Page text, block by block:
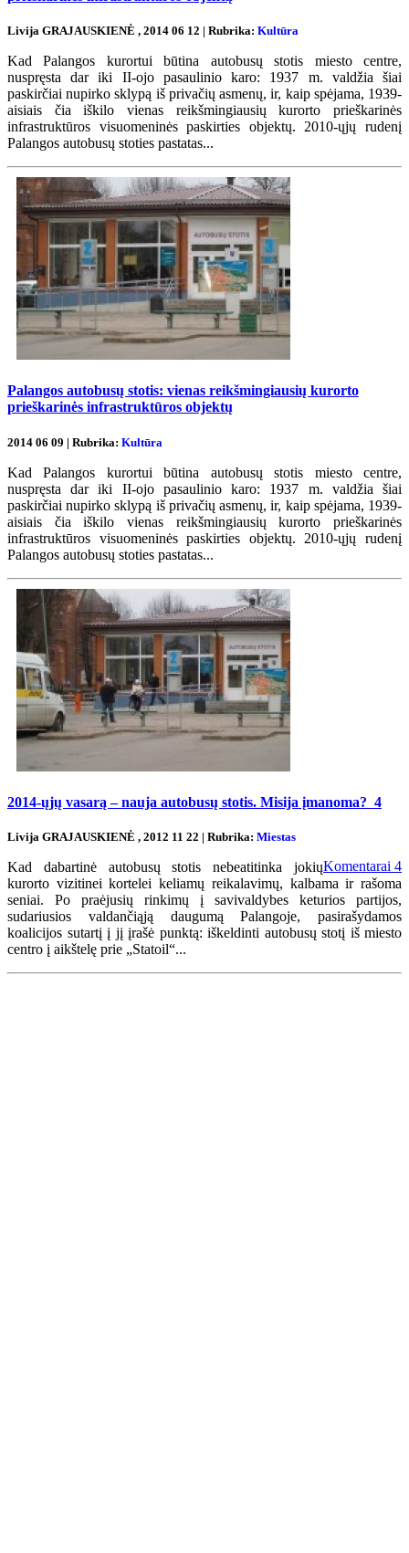
Livija GRAJAUSKIENĖ , 2014 06 12 | Rubrika: Kultūra
Kad Palangos kurortui būtina autobusų stotis miesto centre,
nuspręsta dar iki II-ojo pasaulinio karo: 1937 m. valdžia šiai
paskirčiai nupirko sklypą iš privačių asmenų, ir, kaip spėjama, 1939-
aisiais čia iškilo vienas reikšmingiausių kurorto prieškarinės
infrastruktūros visuomeninės paskirties objektų. 2010-ųjų rudenį
Palangos autobusų stoties pastatas...
Palangos autobusų stotis: vienas reikšmingiausių kurorto
prieškarinės infrastruktūros objektų
2014 06 09 | Rubrika: Kultūra
Kad Palangos kurortui būtina autobusų stotis miesto centre,
nuspręsta dar iki II-ojo pasaulinio karo: 1937 m. valdžia šiai
paskirčiai nupirko sklypą iš privačių asmenų, ir, kaip spėjama, 1939-
aisiais čia iškilo vienas reikšmingiausių kurorto prieškarinės
infrastruktūros visuomeninės paskirties objektų. 2010-ųjų rudenį
Palangos autobusų stoties pastatas...
2014-ųjų vasarą – nauja autobusų stotis. Misija įmanoma? 4
Livija GRAJAUSKIENĖ , 2012 11 22 | Rubrika: Miestas
Komentarai 4
Kad dabartinė autobusų stotis nebeatitinka jokių
kurorto vizitinei kortelei keliamų reikalavimų, kalbama ir rašoma
seniai. Po praėjusių rinkimų į savivaldybes keturios partijos,
sudariusios valdančiąją daugumą Palangoje, pasirašydamos
koalicijos sutartį į jį įrašė punktą: iškeldinti autobusų stotį iš miesto
centro į aikštelę prie „Statoil“...